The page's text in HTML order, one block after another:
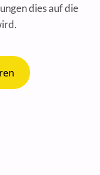
dies auf die